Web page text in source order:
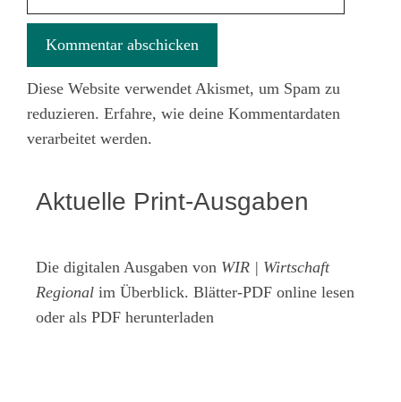
Diese Website verwendet Akismet, um Spam zu
reduzieren. Erfahre, wie deine Kommentardaten
verarbeitet werden.
Aktuelle Print-Ausgaben
Die digitalen Ausgaben von WIR | Wirtschaft
Regional im Überblick. Blätter-PDF online lesen
oder als PDF herunterladen